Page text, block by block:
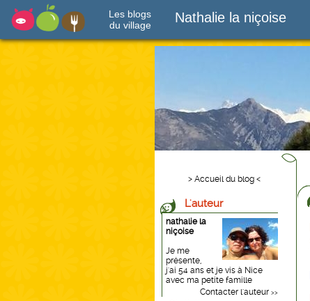
Les blogs
du village
Nathalie la niçoise
> Accueil du blog <
L'auteur
nathalie la
niçoise
Je me
présente,
j'ai 54 ans et je vis à Nice
avec ma petite famille
Contacter l'auteur >>